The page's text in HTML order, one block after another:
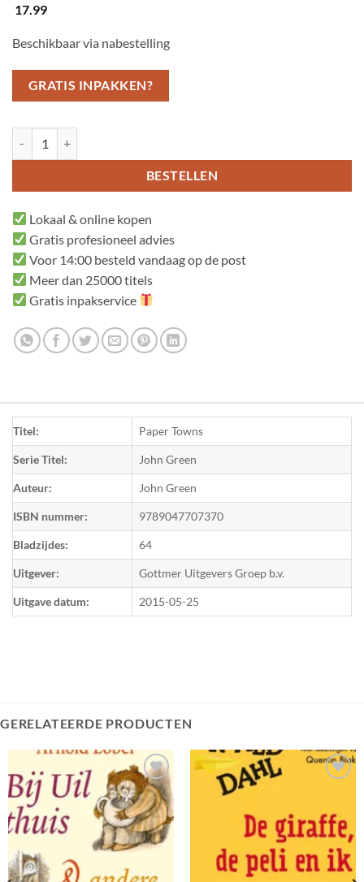
17.99
Beschikbaar via nabestelling
GRATIS INPAKKEN?
BESTELLEN
Lokaal & online kopen
Gratis profesioneel advies
Voor 14:00 besteld vandaag op de post
Meer dan 25000 titels
Gratis inpakservice
Titel: Paper Towns
Serie Titel: John Green
Auteur: John Green
ISBN nummer: 9789047707370
Bladzijdes: 64
Uitgever: Gottmer Uitgevers Groep b.v.
Uitgave datum: 2015-05-25
GERELATEERDE PRODUCTEN